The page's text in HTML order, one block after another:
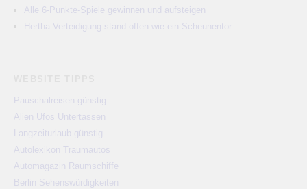
Alle 6-Punkte-Spiele gewinnen und aufsteigen
Hertha-Verteidigung stand offen wie ein Scheunentor
Pauschalreisen günstig
Alien Ufos Untertassen
Langzeiturlaub günstig
Autolexikon Traumautos
Automagazin Raumschiffe
Berlin Sehenswürdigkeiten